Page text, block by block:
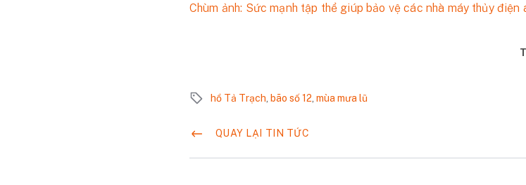
Chùm ảnh: Sức mạnh tập thể giúp bảo vệ các nhà máy thủy
hồ Tả Trạch bão số 12 mùa mưa lũ
QUAY LẠI TIN TỨC